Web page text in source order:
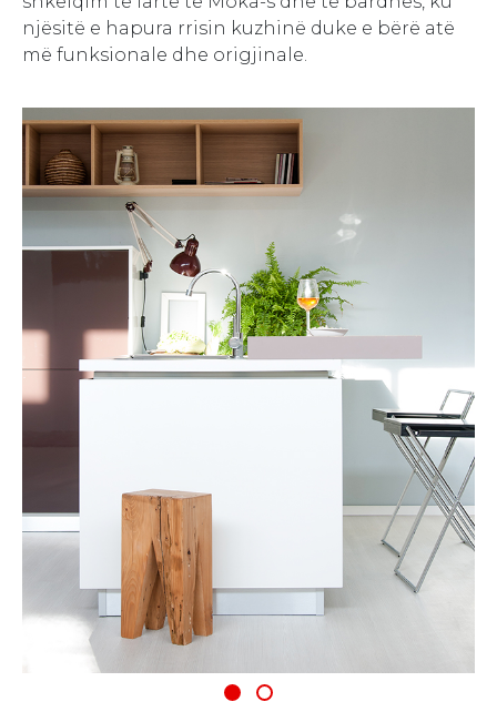
njësitë e hapura rrisin kuzhinë duke e bërë atë
më funksionale dhe origjinale.